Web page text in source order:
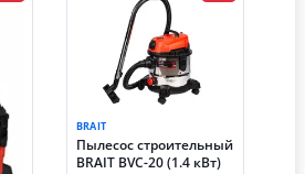
BRAIT
Пылесос строительный
BRAIT BVC-20 (1.4 кВт)